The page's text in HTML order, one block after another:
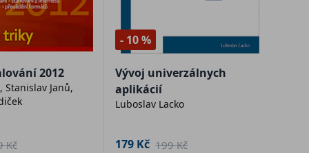
2012
Stanislav Janů,
Kč
- 10 %
Vývoj univerzálnych
aplikácií
Luboslav Lacko
179 Kč 199 Kč